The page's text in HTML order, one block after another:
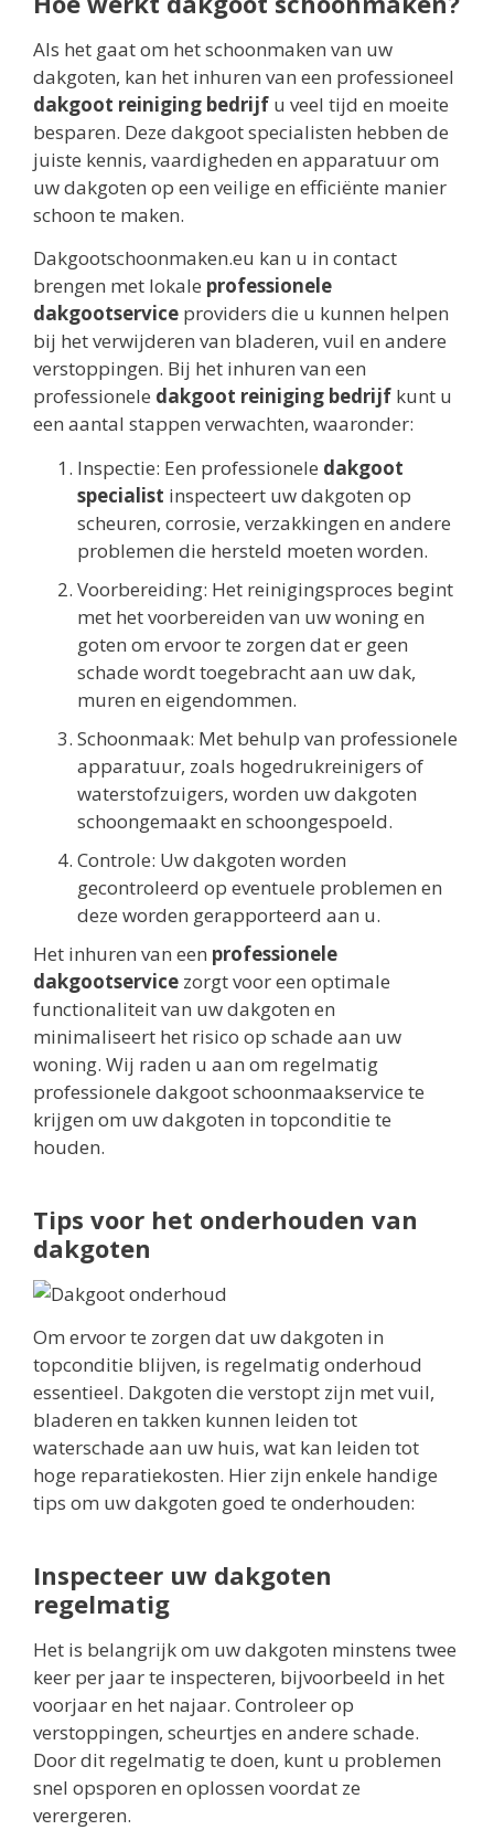
Als het gaat om het schoonmaken van uw
dakgoten, kan het inhuren van een professioneel
dakgoot reiniging bedrijf u veel tijd en moeite
besparen. Deze dakgoot specialisten hebben de
juiste kennis, vaardigheden en apparatuur om
uw dakgoten op een veilige en efficiënte manier
schoon te maken.
Dakgootschoonmaken.eu kan u in contact
brengen met lokale professionele
dakgootservice providers die u kunnen helpen
bij het verwijderen van bladeren, vuil en andere
verstoppingen. Bij het inhuren van een
professionele dakgoot reiniging bedrijf kunt u
een aantal stappen verwachten, waaronder:
Inspectie: Een professionele dakgoot
specialist inspecteert uw dakgoten op
scheuren, corrosie, verzakkingen en andere
problemen die hersteld moeten worden.
Voorbereiding: Het reinigingsproces begint
met het voorbereiden van uw woning en
goten om ervoor te zorgen dat er geen
schade wordt toegebracht aan uw dak,
muren en eigendommen.
Schoonmaak: Met behulp van professionele
apparatuur, zoals hogedrukreinigers of
waterstofzuigers, worden uw dakgoten
schoongemaakt en schoongespoeld.
Controle: Uw dakgoten worden
gecontroleerd op eventuele problemen en
deze worden gerapporteerd aan u.
Het inhuren van een professionele
dakgootservice zorgt voor een optimale
functionaliteit van uw dakgoten en
minimaliseert het risico op schade aan uw
woning. Wij raden u aan om regelmatig
professionele dakgoot schoonmaakservice te
krijgen om uw dakgoten in topconditie te
houden.
Tips voor het onderhouden van
dakgoten
Om ervoor te zorgen dat uw dakgoten in
topconditie blijven, is regelmatig onderhoud
essentieel. Dakgoten die verstopt zijn met vuil,
bladeren en takken kunnen leiden tot
waterschade aan uw huis, wat kan leiden tot
hoge reparatiekosten. Hier zijn enkele handige
tips om uw dakgoten goed te onderhouden:
Inspecteer uw dakgoten
regelmatig
Het is belangrijk om uw dakgoten minstens twee
keer per jaar te inspecteren, bijvoorbeeld in het
voorjaar en het najaar. Controleer op
verstoppingen, scheurtjes en andere schade.
Door dit regelmatig te doen, kunt u problemen
snel opsporen en oplossen voordat ze
verergeren.